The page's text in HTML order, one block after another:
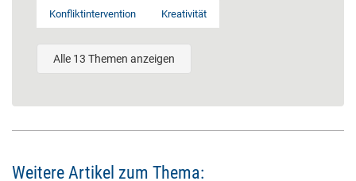
Konfliktintervention Kreativität
Alle 13 Themen anzeigen
Weitere Artikel zum Thema: